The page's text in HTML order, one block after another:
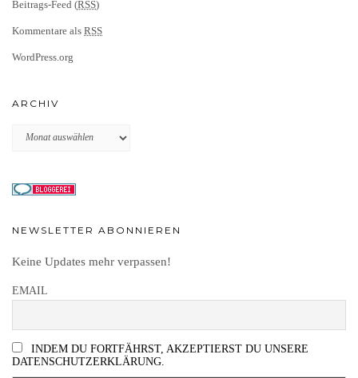
Beitrags-Feed (RSS)
Kommentare als RSS
WordPress.org
ARCHIV
Archiv
NEWSLETTER ABONNIEREN
Keine Updates mehr verpassen!
EMAIL
INDEM DU FORTFÄHRST, AKZEPTIERST DU UNSERE
DATENSCHUTZERKLÄRUNG.